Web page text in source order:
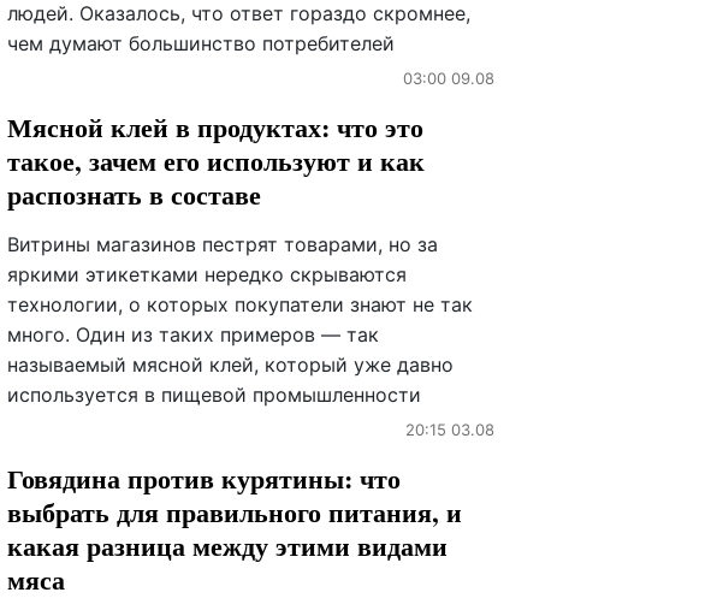
людей. Оказалось, что ответ гораздо скромнее,
чем думают большинство потребителей
03:00 09.08
Мясной клей в продуктах: что это
такое, зачем его используют и как
распознать в составе
Витрины магазинов пестрят товарами, но за
яркими этикетками нередко скрываются
технологии, о которых покупатели знают не так
много. Один из таких примеров — так
называемый мясной клей, который уже давно
используется в пищевой промышленности
20:15 03.08
Говядина против курятины: что
выбрать для правильного питания, и
какая разница между этими видами
мяса